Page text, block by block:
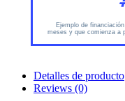
Detalles de producto
Reviews (0)